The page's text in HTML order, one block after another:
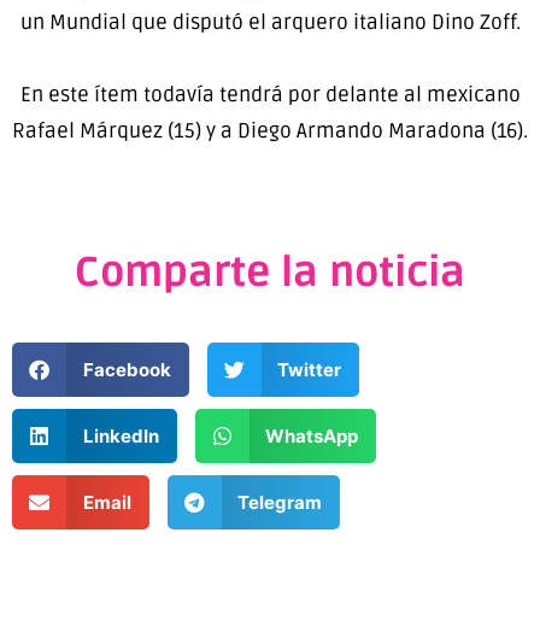
un Mundial que disputó el arquero italiano Dino Zoff.
En este ítem todavía tendrá por delante al mexicano
Rafael Márquez (15) y a Diego Armando Maradona (16).
Comparte la noticia
Facebook Twitter
LinkedIn WhatsApp
Email Telegram